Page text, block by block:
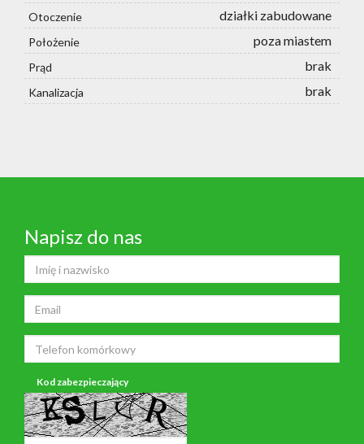
Otoczenie działki zabudowane
Położenie poza miastem
Prąd brak
Kanalizacja brak
Napisz do nas
Kod zabezpieczający